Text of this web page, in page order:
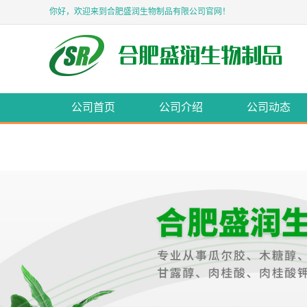
你好，欢迎来到合肥盛润生物制品有限公司官网！
公司首页 公司介绍 公司动态